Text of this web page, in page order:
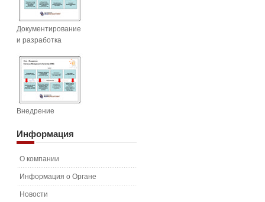
Документирование
и разработка
Внедрение
Информация
О компании
Информация о Органе
Новости